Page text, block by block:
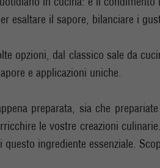
esaltare il sapore, bilanciare i
opzioni, dal classico sale da
e applicazioni uniche.
preparata, sia che
le vostre creazioni
ingrediente essenziale.